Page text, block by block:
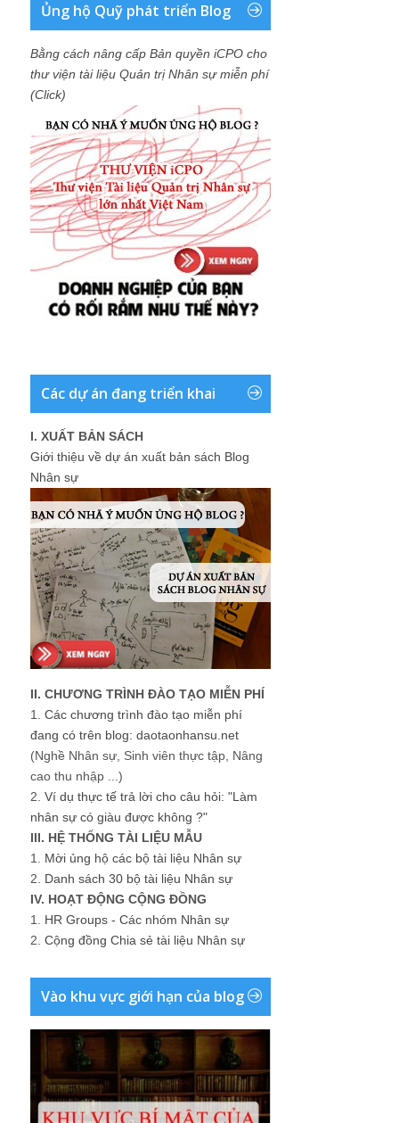
Ủng hộ Quỹ phát triển Blog
Bằng cách nâng cấp Bản quyền iCPO cho
thư viện tài liệu Quản trị Nhân sự miễn phí
(Click)
Các dự án đang triển khai
I. XUẤT BẢN SÁCH
Giới thiệu về dự án xuất bản sách Blog
Nhân sự
II. CHƯƠNG TRÌNH ĐÀO TẠO MIỄN PHÍ
1. Các chương trình đào tạo miễn phí
đang có trên blog: daotaonhansu.net
(Nghề Nhân sự, Sinh viên thực tập, Nâng
cao thu nhập ...)
2. Ví dụ thực tế trả lời cho câu hỏi: "Làm
nhân sự có giàu được không ?"
III. HỆ THỐNG TÀI LIỆU MẪU
1. Mời ủng hộ các bộ tài liệu Nhân sự
2. Danh sách 30 bộ tài liệu Nhân sự
IV. HOẠT ĐỘNG CỘNG ĐỒNG
1. HR Groups - Các nhóm Nhân sự
2. Cộng đồng Chia sẻ tài liệu Nhân sự
Vào khu vực giới hạn của blog